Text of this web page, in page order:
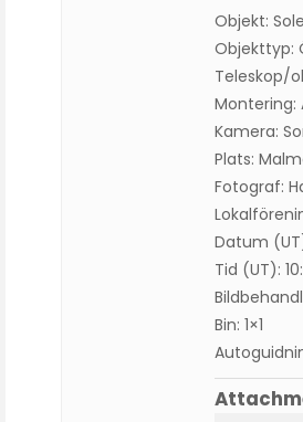
Objekt:
Objekttyp:
Teleskop/
Montering:
Kamera:
Plats:
Fotograf:
Datum
Tid (UT):
Bin: 1×1